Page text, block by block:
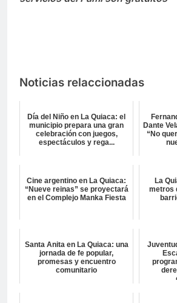
Noticias relaccionadas
Día del Niño en La Quiaca: el
municipio prepara una gran
celebración con juegos,
espectáculos y rega...
Dante
“No
Cine argentino en La Quiaca:
“Nueve reinas” se proyectará
en el Complejo Manka Fiesta
La
metros
Santa Anita en La Quiaca: una
jornada de fe popular,
promesas y encuentro
comunitario